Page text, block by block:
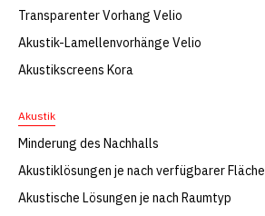
Transparenter Vorhang Velio
Akustik-Lamellenvorhänge Velio
Akustikscreens Kora
Akustik
Minderung des Nachhalls
Akustiklösungen je nach verfügbarer Fläche
Akustische Lösungen je nach Raumtyp